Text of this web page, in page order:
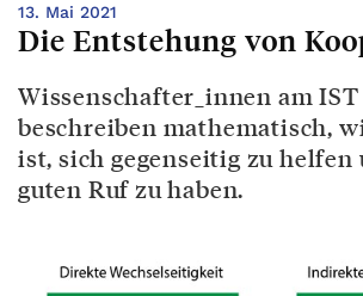
13. Mai 2021
Die Entstehung von
Wissenschafter_innen am
beschreiben mathematisch,
ist, sich gegenseitig zu helfen
guten Ruf zu haben.